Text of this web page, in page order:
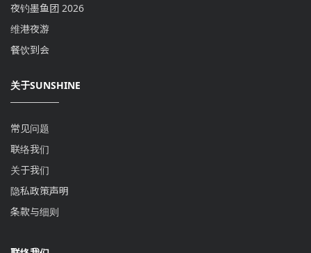
夜钓墨鱼团 2026
维港夜游
餐饮到会
关于SUNSHINE
常见问题
联络我们
关于我们
隐私政策声明
条款与细则